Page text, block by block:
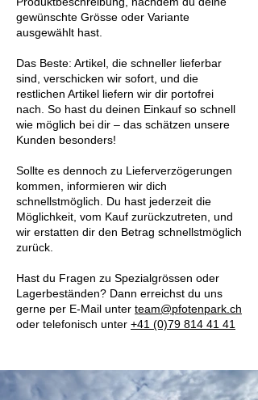
gewünschte Grösse oder Variante
ausgewählt hast.
Das Beste: Artikel, die schneller lieferbar
sind, verschicken wir sofort, und die
restlichen Artikel liefern wir dir portofrei
nach. So hast du deinen Einkauf so schnell
wie möglich bei dir – das schätzen unsere
Kunden besonders!
Sollte es dennoch zu Lieferverzögerungen
kommen, informieren wir dich
schnellstmöglich. Du hast jederzeit die
Möglichkeit, vom Kauf zurückzutreten, und
wir erstatten dir den Betrag schnellstmöglich
zurück.
Hast du Fragen zu Spezialgrössen oder
Lagerbeständen? Dann erreichst du uns
gerne per E-Mail unter team@pfotenpark.ch
oder telefonisch unter +41 (0)79 814 41 41